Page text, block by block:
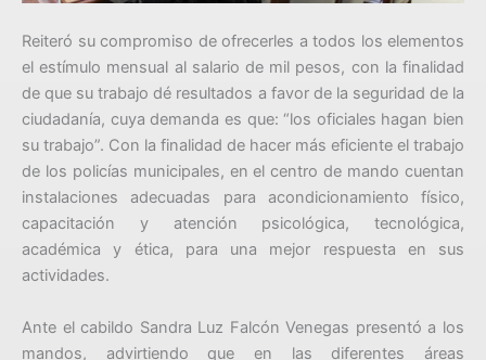
Reiteró su compromiso de ofrecerles a todos los elementos
el estímulo mensual al salario de mil pesos, con la finalidad
de que su trabajo dé resultados a favor de la seguridad de la
ciudadanía, cuya demanda es que: “los oficiales hagan bien
su trabajo”. Con la finalidad de hacer más eficiente el trabajo
de los policías municipales, en el centro de mando cuentan
instalaciones adecuadas para acondicionamiento físico,
capacitación y atención psicológica, tecnológica,
académica y ética, para una mejor respuesta en sus
actividades.
Ante el cabildo Sandra Luz Falcón Venegas presentó a los
mandos, advirtiendo que en las diferentes áreas